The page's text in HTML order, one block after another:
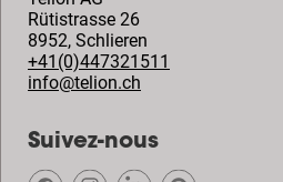
Rütistrasse 26
8952, Schlieren
+41(0)447321511
info@telion.ch
Suivez-nous